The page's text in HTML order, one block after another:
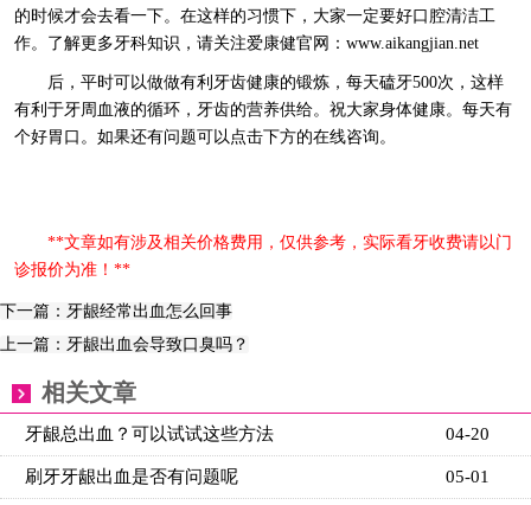
的时候才会去看一下。在这样的习惯下，大家一定要好口腔清洁工
作。了解更多牙科知识，请关注爱康健官网：www.aikangjian.net
后，平时可以做做有利牙齿健康的锻炼，每天磕牙500次，这样
有利于牙周血液的循环，牙齿的营养供给。祝大家身体健康。每天有
个好胃口。如果还有问题可以点击下方的在线咨询。
**文章如有涉及相关价格费用，仅供参考，实际看牙收费请以门
诊报价为准！**
下一篇：牙龈经常出血怎么回事
上一篇：牙龈出血会导致口臭吗？
相关文章
04-20
牙龈总出血？可以试试这些方法
05-01
刷牙牙龈出血是否有问题呢